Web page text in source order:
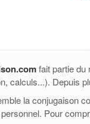
fait partie du
calculs...). Depuis
la conjugaison
Pour